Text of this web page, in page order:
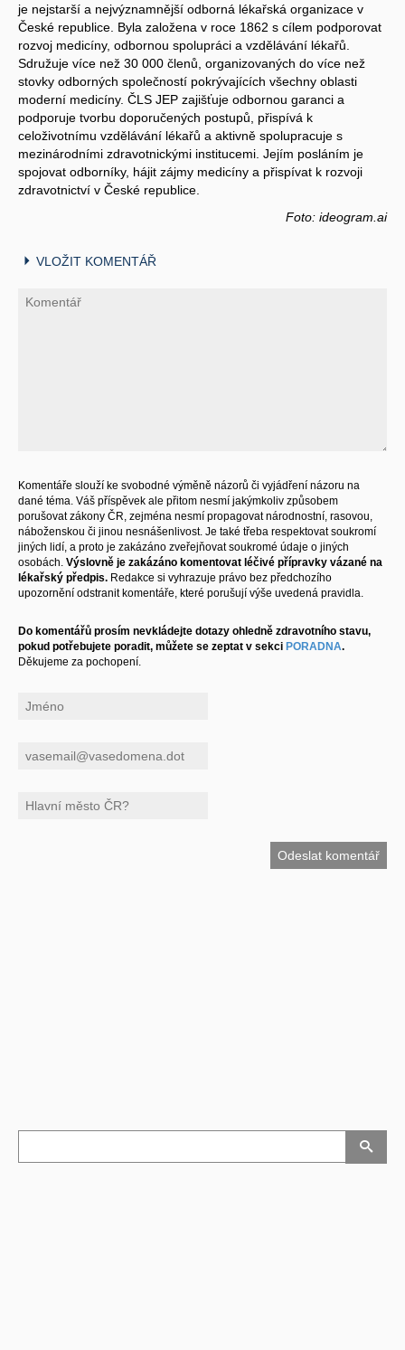
je nejstarší a nejvýznamnější odborná lékařská organizace v
České republice. Byla založena v roce 1862 s cílem podporovat
rozvoj medicíny, odbornou spolupráci a vzdělávání lékařů.
Sdružuje více než 30 000 členů, organizovaných do více než
stovky odborných společností pokrývajících všechny oblasti
moderní medicíny. ČLS JEP zajišťuje odbornou garanci a
podporuje tvorbu doporučených postupů, přispívá k
celoživotnímu vzdělávání lékařů a aktivně spolupracuje s
mezinárodními zdravotnickými institucemi. Jejím posláním je
spojovat odborníky, hájit zájmy medicíny a přispívat k rozvoji
zdravotnictví v České republice.
Foto: ideogram.ai
VLOŽIT KOMENTÁŘ
Komentáře slouží ke svobodné výměně názorů či vyjádření názoru na
dané téma. Váš příspěvek ale přitom nesmí jakýmkoliv způsobem
porušovat zákony ČR, zejména nesmí propagovat národnostní, rasovou,
náboženskou či jinou nesnášenlivost. Je také třeba respektovat soukromí
jiných lidí, a proto je zakázáno zveřejňovat soukromé údaje o jiných
osobách. Výslovně je zakázáno komentovat léčivé přípravky vázané na
lékařský předpis. Redakce si vyhrazuje právo bez předchozího
upozornění odstranit komentáře, které porušují výše uvedená pravidla.
Do komentářů prosím nevkládejte dotazy ohledně zdravotního stavu,
pokud potřebujete poradit, můžete se zeptat v sekci PORADNA.
Děkujeme za pochopení.